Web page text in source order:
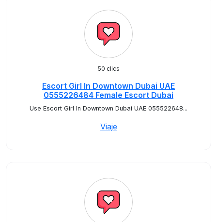
50 clics
Escort Girl In Downtown Dubai UAE
0555226484 Female Escort Dubai
Use Escort Girl In Downtown Dubai UAE 055522648...
Viaje